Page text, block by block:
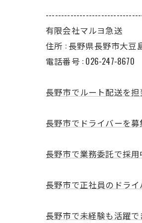
有限会社マルヨ急送
住所 : 長野県長野市大豆
電話番号 : 026-247-8670
長野市でルート配送を担
長野市でドライバーを募
長野市で業務委託で採用
長野市で正社員のドラ
長野市で未経験も活躍